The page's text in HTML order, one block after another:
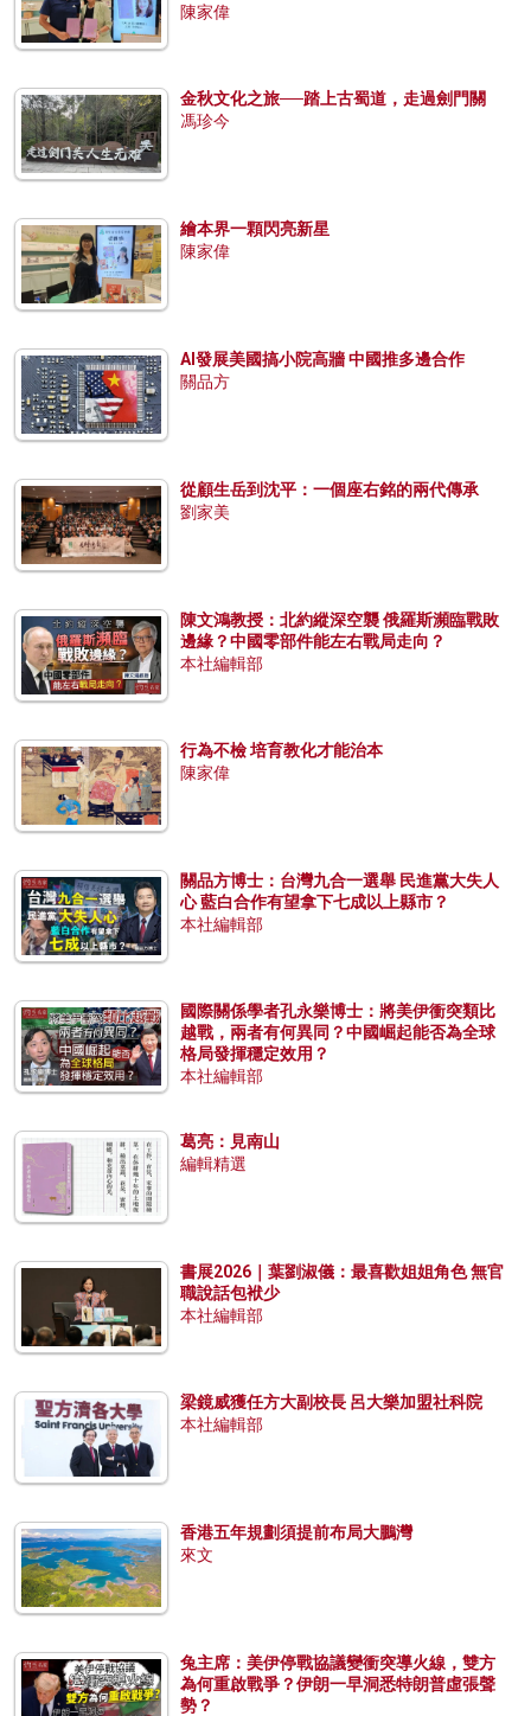
陳家偉
金秋文化之旅──踏上古蜀道，走過劍門關
馮珍今
繪本界一顆閃亮新星
陳家偉
AI發展美國搞小院高牆 中國推多邊合作
關品方
從顧生岳到沈平：一個座右銘的兩代傳承
劉家美
陳文鴻教授：北約縱深空襲 俄羅斯瀕臨戰敗
邊緣？中國零部件能左右戰局走向？
本社編輯部
行為不檢 培育教化才能治本
陳家偉
關品方博士：台灣九合一選舉 民進黨大失人
心 藍白合作有望拿下七成以上縣市？
本社編輯部
國際關係學者孔永樂博士：將美伊衝突類比
越戰，兩者有何異同？中國崛起能否為全球
格局發揮穩定效用？
本社編輯部
葛亮：見南山
編輯精選
書展2026｜葉劉淑儀：最喜歡姐姐角色 無官
職說話包袱少
本社編輯部
梁鏡威獲任方大副校長 呂大樂加盟社科院
本社編輯部
香港五年規劃須提前布局大鵬灣
來文
兔主席：美伊停戰協議變衝突導火線，雙方
為何重啟戰爭？伊朗一早洞悉特朗普虛張聲
勢？